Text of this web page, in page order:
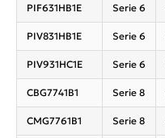
PIF631HB1E Serie 6
PIV831HB1E Serie 6
PIV931HC1E Serie 6
CBG7741B1 Serie 8
CMG7761B1 Serie 8